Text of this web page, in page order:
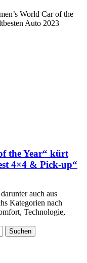
World Car of the
Auto 2023
the Year“ kürt
4×4 & Pick-up“
auch aus
Kategorien nach
Technologie,